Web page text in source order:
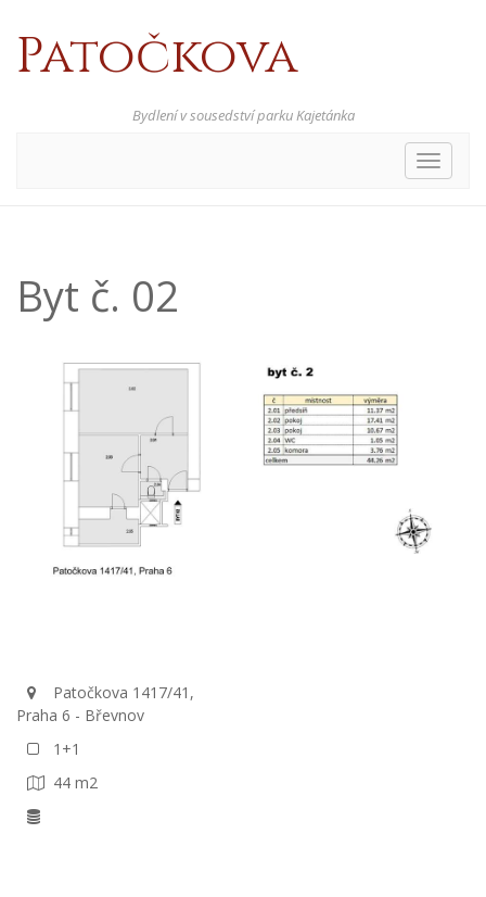
Patočkova
Bydlení v sousedství parku Kajetánka
Toggle
Byt č. 02
Patočkova 1417/41,
Praha 6 - Břevnov
1+1
44 m2